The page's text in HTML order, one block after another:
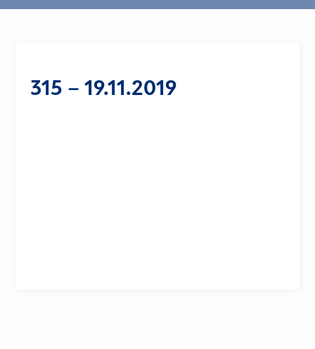
315 – 19.11.2019